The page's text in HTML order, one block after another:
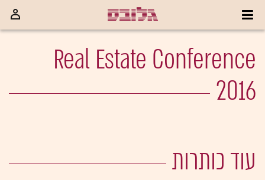
Real Estate Conference
2016
עוד כותרות